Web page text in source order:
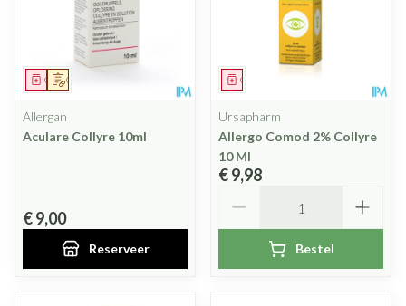
Op voorschrift
Geneesmiddel
Allergan
Aculare Collyre 10ml
€ 9,00
Reserveer
Geneesmiddel
Ursapharm
Allergo Comod 2% Collyre
10 Ml
€ 9,98
Bestel